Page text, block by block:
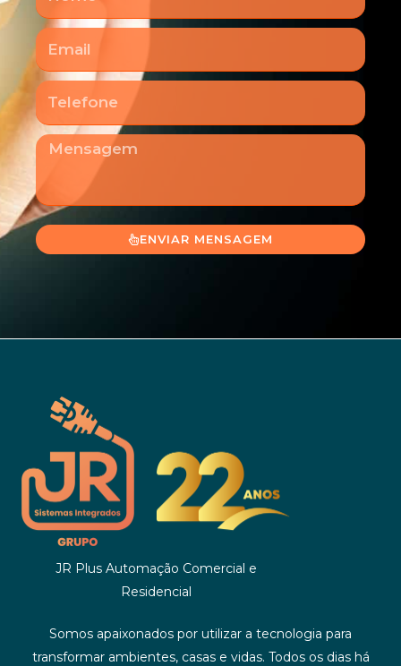
Email
Telefone
Mensagem
ENVIAR MENSAGEM
JR Plus Automação Comercial e
Residencial
Somos apaixonados por utilizar a tecnologia para
transformar ambientes, casas e vidas. Todos os dias há